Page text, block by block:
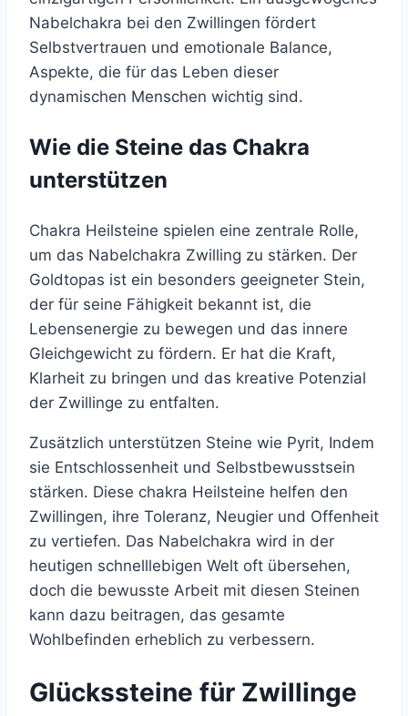
Nabelchakra bei den Zwillingen fördert
Selbstvertrauen und emotionale Balance,
Aspekte, die für das Leben dieser
dynamischen Menschen wichtig sind.
Wie die Steine das Chakra
unterstützen
Chakra Heilsteine spielen eine zentrale Rolle,
um das Nabelchakra Zwilling zu stärken. Der
Goldtopas ist ein besonders geeigneter Stein,
der für seine Fähigkeit bekannt ist, die
Lebensenergie zu bewegen und das innere
Gleichgewicht zu fördern. Er hat die Kraft,
Klarheit zu bringen und das kreative Potenzial
der Zwillinge zu entfalten.
Zusätzlich unterstützen Steine wie Pyrit, Indem
sie Entschlossenheit und Selbstbewusstsein
stärken. Diese chakra Heilsteine helfen den
Zwillingen, ihre Toleranz, Neugier und Offenheit
zu vertiefen. Das Nabelchakra wird in der
heutigen schnelllebigen Welt oft übersehen,
doch die bewusste Arbeit mit diesen Steinen
kann dazu beitragen, das gesamte
Wohlbefinden erheblich zu verbessern.
Glückssteine für Zwillinge